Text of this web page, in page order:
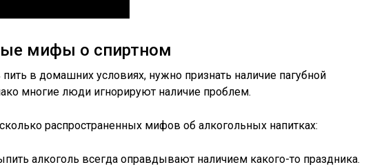
мифы о спиртном
в домашних условиях, нужно признать наличие пагубной
многие люди игнорируют наличие проблем.
распространенных мифов об алкогольных напитках:
алкоголь всегда оправдывают наличием какого-то праздника.